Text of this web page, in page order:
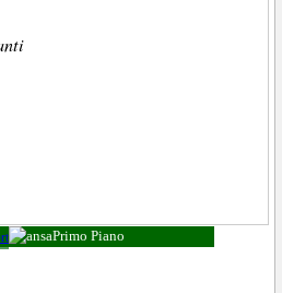
Primo Piano